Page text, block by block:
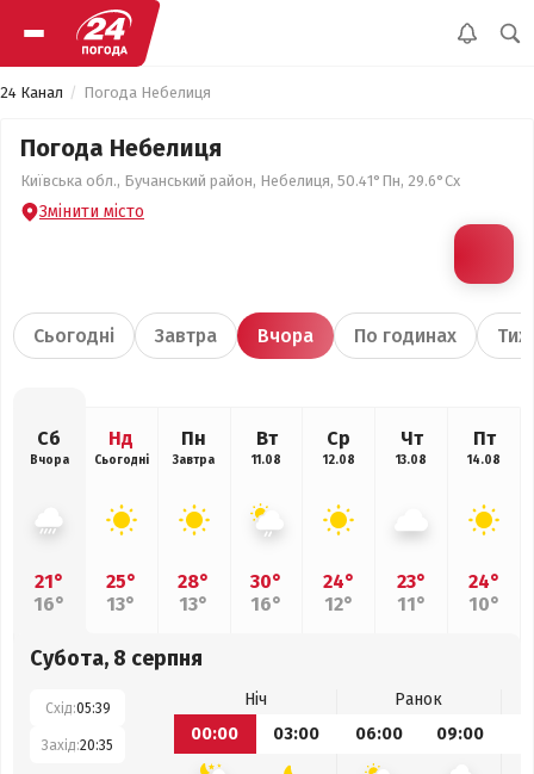
24 Канал Погода Небелиця
Погода Небелиця
Київська обл., Бучанський район, Небелиця, 50.41°Пн, 29.6°Сх
Змінити місто
Сьогодні Завтра Вчора По годинах
Сб
Вчора
21°
16°
Нд
Сьогодні
25°
13°
Пн
Завтра
28°
13°
Вт
11.08
30°
16°
Ср
12.08
24°
12°
Чт
13.08
23°
11°
Пт
14.08
24°
10°
Субота, 8 серпня
Схід:05:39
Захід:20:35
Ніч
Ранок
00:00
03:00 06:00 09:00